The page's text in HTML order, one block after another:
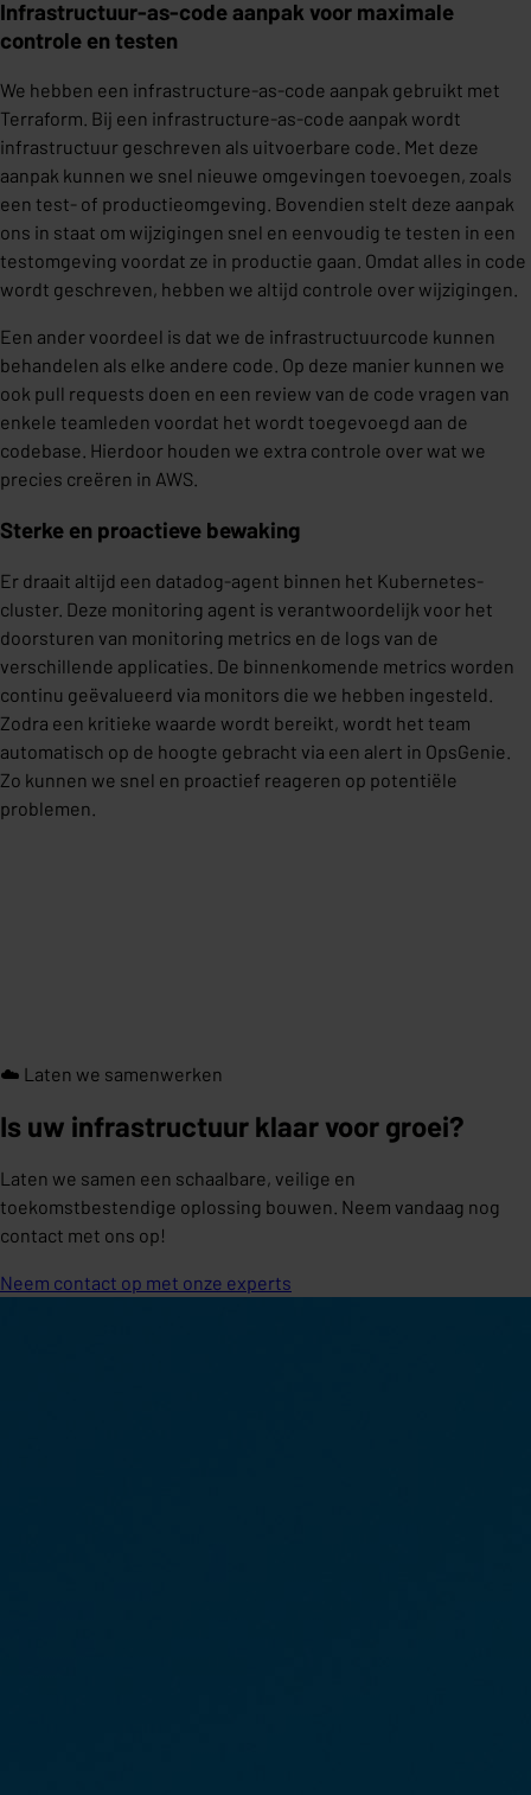
Infrastructuur-as-code aanpak voor maximale
controle en testen
We hebben een infrastructure-as-code aanpak gebruikt met
Terraform. Bij een infrastructure-as-code aanpak wordt
infrastructuur geschreven als uitvoerbare code. Met deze
aanpak kunnen we snel nieuwe omgevingen toevoegen, zoals
een test- of productieomgeving. Bovendien stelt deze aanpak
ons in staat om wijzigingen snel en eenvoudig te testen in een
testomgeving voordat ze in productie gaan. Omdat alles in code
wordt geschreven, hebben we altijd controle over wijzigingen.
Een ander voordeel is dat we de infrastructuurcode kunnen
behandelen als elke andere code. Op deze manier kunnen we
ook pull requests doen en een review van de code vragen van
enkele teamleden voordat het wordt toegevoegd aan de
codebase. Hierdoor houden we extra controle over wat we
precies creëren in AWS.
Sterke en proactieve bewaking
Er draait altijd een datadog-agent binnen het Kubernetes-
cluster. Deze monitoring agent is verantwoordelijk voor het
doorsturen van monitoring metrics en de logs van de
verschillende applicaties. De binnenkomende metrics worden
continu geëvalueerd via monitors die we hebben ingesteld.
Zodra een kritieke waarde wordt bereikt, wordt het team
automatisch op de hoogte gebracht via een alert in OpsGenie.
Zo kunnen we snel en proactief reageren op potentiële
problemen.
☁️ Laten we samenwerken
Is uw infrastructuur klaar voor groei?
Laten we samen een schaalbare, veilige en
toekomstbestendige oplossing bouwen. Neem vandaag nog
contact met ons op!
Neem contact op met onze experts